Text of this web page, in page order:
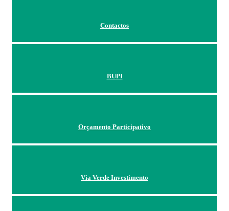
Contactos
BUPI
Orçamento Participativo
Via Verde Investimento